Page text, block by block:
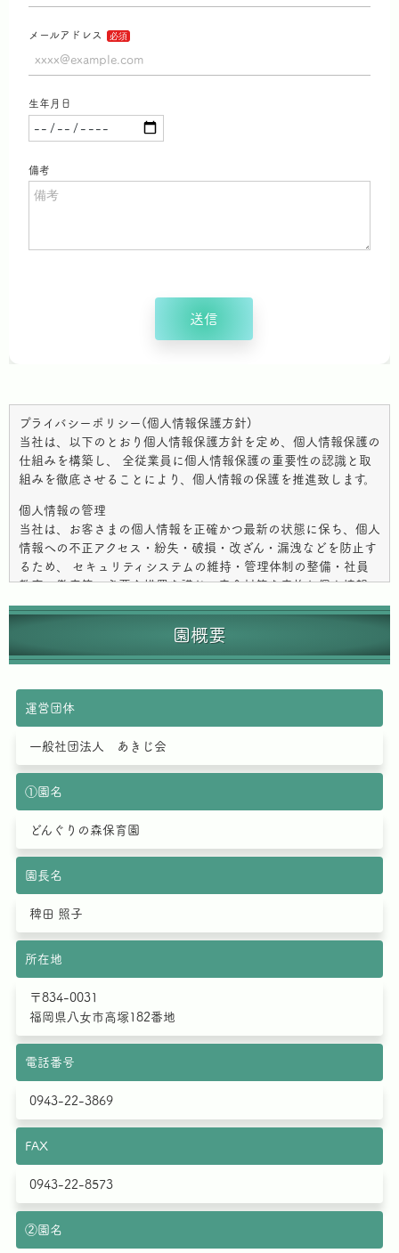
プライバシーポリシー(個人情報保護方針)
当社は、以下のとおり個人情報保護方針を定め、個人情報保護の
仕組みを構築し、 全従業員に個人情報保護の重要性の認識と取
組みを徹底させることにより、個人情報の保護を推進致します。
個人情報の管理
当社は、お客さまの個人情報を正確かつ最新の状態に保ち、個人
情報への不正アクセス・紛失・破損・改ざん・漏洩などを防止す
るため、 セキュリティシステムの維持・管理体制の整備・社員
教育の徹底等の必要な措置を講じ、安全対策を実施し個人情報の
厳重な管理を行ないます。
お客さまからお預かりした個人情報は、当社からのご連絡や業務
付に利用いたします。
当社は、お客さまよりお預かりした個人情報を適切に管理し、次
・お客さまの同意がある場合・お客さまが希望されるサービスを
行なうために当社が業務を委託する業者に対して開示する場合・
法令に基づき開示することが必要である場合個人情報の安全対策
ィに万全の対策を講じています。
ご本人の照会
お客さまがご本人の個人情報の照会・修正・削除などをご希望さ
れる場合には、ご本人であることを確認の上、対応させていただ
法令、規範の遵守と見直し
当社は、保有する個人情報に関して適用される日本の法令、その
の改善に努めます。
園概要
運営団体
一般社団法人 あきじ会
①園名
どんぐりの森保育園
園長名
稗田 照子
所在地
〒834-0031
福岡県八女市高塚182番地
電話番号
0943-22-3869
FAX
0943-22-8573
②園名